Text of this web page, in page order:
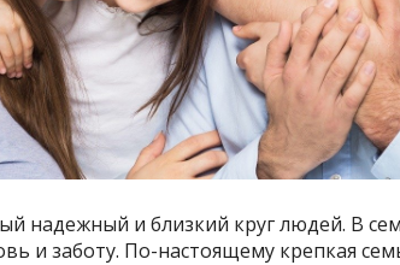
надежный и близкий круг людей. В
и заботу. По-настоящему крепкая